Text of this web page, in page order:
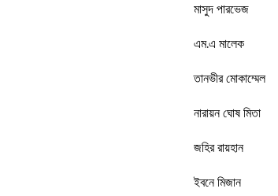
মাসুদ পারভেজ
এম.এ মালেক
তানভীর মোকাম্মেল
নারায়ন ঘোষ মিতা
জহির রায়হান
ইবনে মিজান